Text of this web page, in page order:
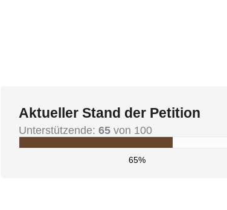
Aktueller Stand der Petition
Unterstützende:65 von 100
65%